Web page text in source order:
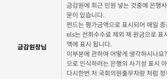
금감원장님
금감원에 최근 민원 넣는 것중에 은행
문이 있습니다.
펀드는 평가금액으로 표시되어 매일
els는 선취수수료 제외 제 원금으로 표
액에 표시 됩니다.
이부분에 관하여 어떻게 생각하시나요
으로 인식하려는 은행의 사기성 표시
다시한번 저 국회의원출무자랑 처럼